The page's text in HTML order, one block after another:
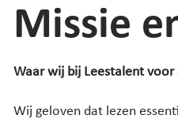
Missie
Waar wij bij Leestalent voor
Wij geloven dat lezen